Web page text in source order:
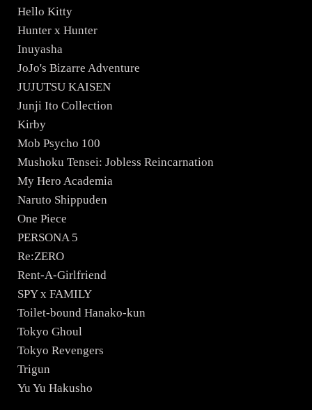
Hello Kitty
Hunter x Hunter
Inuyasha
JoJo's Bizarre Adventure
JUJUTSU KAISEN
Junji Ito Collection
Kirby
Mob Psycho 100
Mushoku Tensei: Jobless Reincarnation
My Hero Academia
Naruto Shippuden
One Piece
PERSONA 5
Re:ZERO
Rent-A-Girlfriend
SPY x FAMILY
Toilet-bound Hanako-kun
Tokyo Ghoul
Tokyo Revengers
Trigun
Yu Yu Hakusho